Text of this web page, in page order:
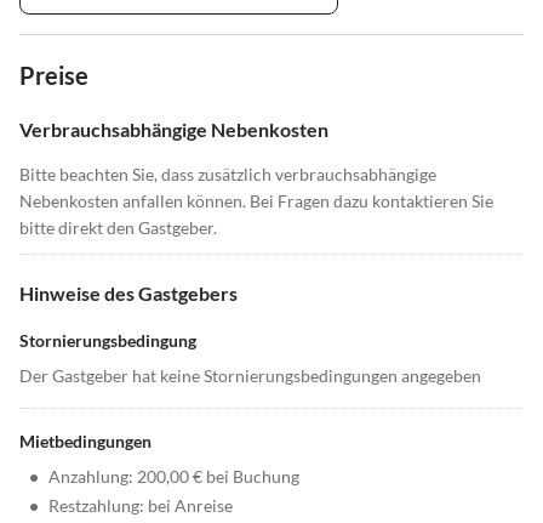
Preise
Verbrauchsabhängige Nebenkosten
Bitte beachten Sie, dass zusätzlich verbrauchsabhängige
Nebenkosten anfallen können. Bei Fragen dazu kontaktieren Sie
bitte direkt den Gastgeber.
Hinweise des Gastgebers
Stornierungsbedingung
Der Gastgeber hat keine Stornierungsbedingungen angegeben
Mietbedingungen
• Anzahlung: 200,00 € bei Buchung
• Restzahlung: bei Anreise